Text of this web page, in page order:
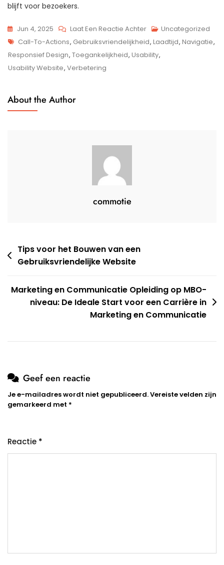
blijft voor bezoekers.
Jun 4, 2025 Laat Een Reactie AchterOp
Optimaliseer
De
Uncategorized
Tags
Call-To-Actions, Gebruiksvriendelijkheid, Laadtijd, Navigatie,
Responsief Design, Toegankelijkheid, Usability,
Usability Website, Verbetering
About the Author
commotie
Berichtnavigatie
Tips voor het Bouwen van een
Gebruiksvriendelijke Website
Marketing en Communicatie Opleiding op MBO-
niveau: De Ideale Start voor een Carrière in
Marketing en Communicatie
Geef een reactie
Je e-mailadres wordt niet gepubliceerd.Vereiste velden zijn
gemarkeerd met *
Reactie *